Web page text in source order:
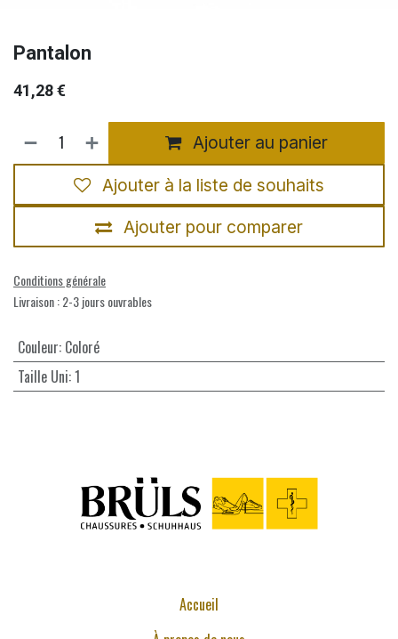
Pantalon
41,28€
Ajouter au panier
Ajouter pour comparer
Ajouter à la liste de souhaits
Conditions générale
Livraison : 2-3 jours ouvrables
Couleur: Coloré
Taille Uni:1
Accueil